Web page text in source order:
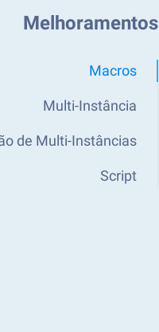
Melhoramentos
Macros
Multi-Instância
de Multi-Instâncias
Script